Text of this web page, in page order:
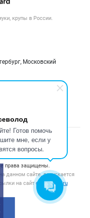
Готов помочь
мне, если у
вопросы.
крупы в России.
Московский
данных
логотипы
права защищены.
данном сайте, допускается
на сайт grainboard.ru